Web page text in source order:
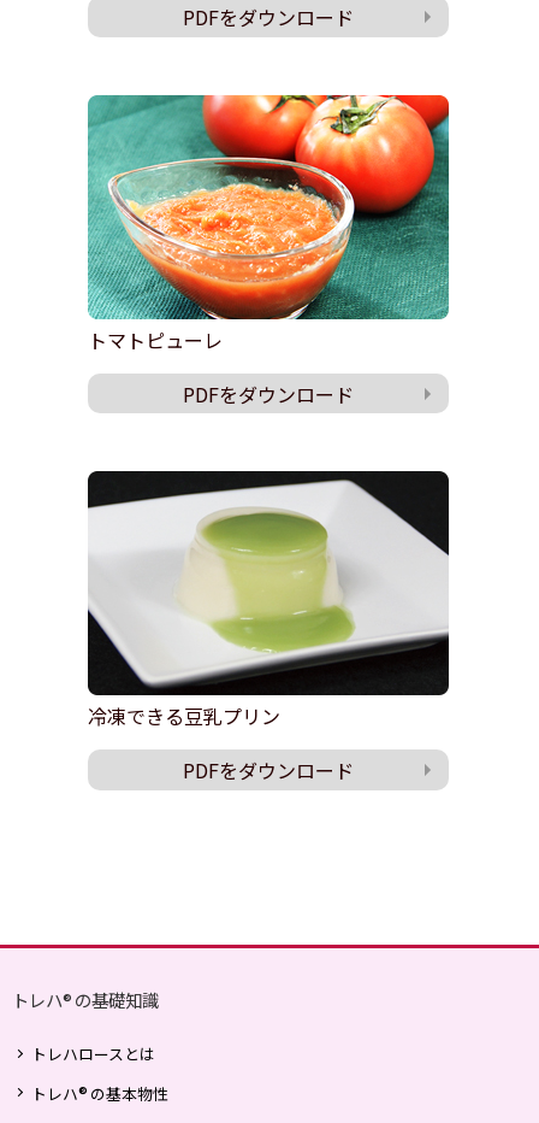
PDFをダウンロード
トマトピューレ
PDFをダウンロード
冷凍できる豆乳プリン
PDFをダウンロード
トレハ® の基礎知識
トレハロースとは
トレハ® の基本物性